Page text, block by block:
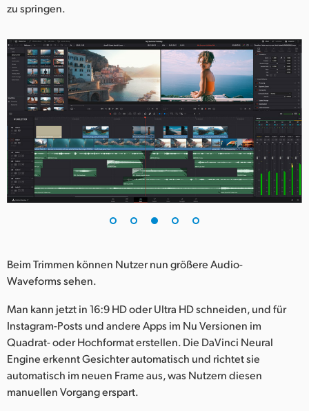
zu springen.
Beim Trimmen können Nutzer nun größere Audio-
Waveforms sehen.
Man kann jetzt in 16:9 HD oder Ultra HD schneiden, und für
Instagram-Posts und andere Apps im Nu Versionen im
Quadrat- oder Hochformat erstellen. Die DaVinci Neural
Engine erkennt Gesichter automatisch und richtet sie
automatisch im neuen Frame aus, was Nutzern diesen
manuellen Vorgang erspart.